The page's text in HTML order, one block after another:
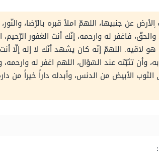
عن جنبيها، اللهمّ املأ قبره بالرّضا،
والحقّ، فاغفر له وارحمه، إنّك أنت الغفور
هو لاقيه. اللهمّ إنّه كان يشهد أنّك لا إله إلّا
تثبّته عند السّؤال، اللهم اغفر له
الأبيض من الدنس، وأبدله داراً خيراً من